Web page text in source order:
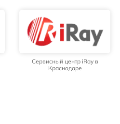
Сервисный центр iRay в
Краснодаре